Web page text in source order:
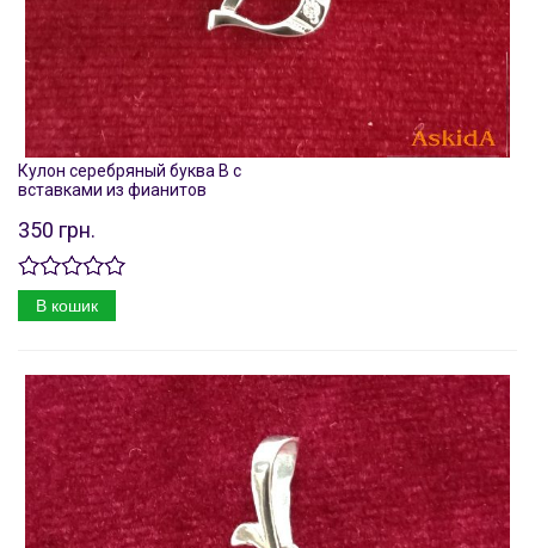
Кулон серебряный буква В с
вставками из фианитов
350 грн.
В кошик